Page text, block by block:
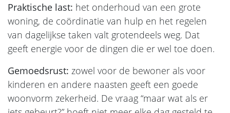
Praktische last: het onderhoud van een grote
woning, de coördinatie van hulp en het regelen
van dagelijkse taken valt grotendeels weg. Dat
geeft energie voor de dingen die er wel toe doen.
Gemoedsrust: zowel voor de bewoner als voor
kinderen en andere naasten geeft een goede
woonvorm zekerheid. De vraag “maar wat als er